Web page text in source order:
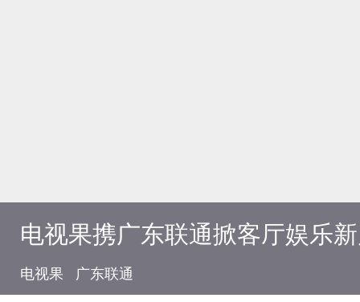
电视果携广东联通掀客厅娱乐
电视果 广东联通